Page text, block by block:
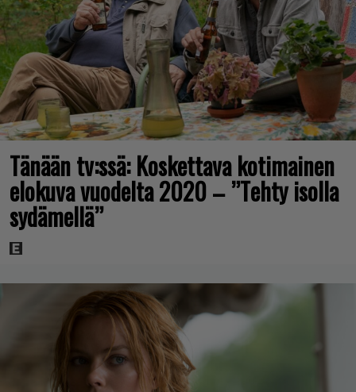
Tänään tv:ssä: Koskettava kotimainen
elokuva vuodelta 2020 – ”Tehty isolla
sydämellä”